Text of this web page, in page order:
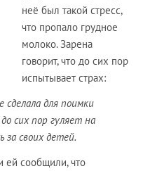
неё был такой стресс,
что пропало грудное
молоко. Зарена
говорит, что до сих пор
испытывает страх:
сделала для поимки
сих пор гуляет на
за своих детей.
сообщили, что